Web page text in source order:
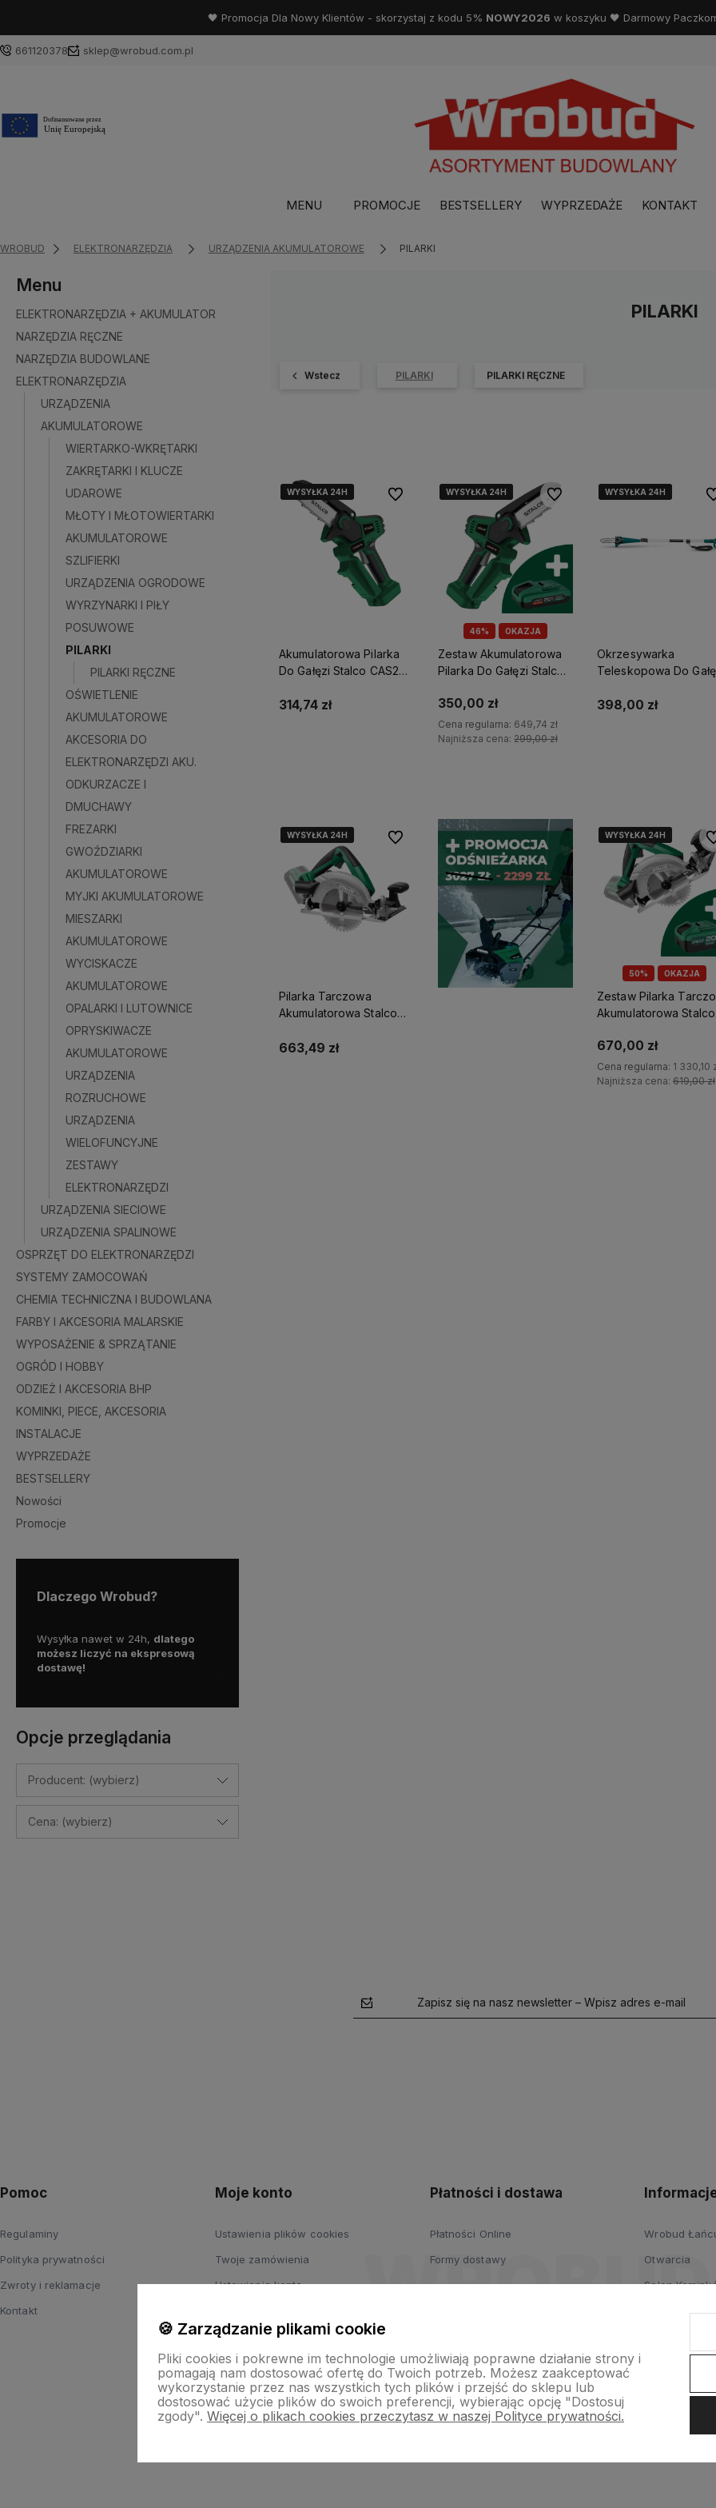
🖤 Promocja Dla Nowy Klientów - skorzystaj z kodu 5% NOWY2026 w koszyku 🖤 Darmowy
661120378 sklep@wrobud.com.pl
MENU PROMOCJE BESTSELLERY WYPRZEDAŻE KONTAKT
WROBUD ELEKTRONARZĘDZIA URZĄDZENIA AKUMULATOROWE PILARKI
Menu
ELEKTRONARZĘDZIA + AKUMULATOR
NARZĘDZIA RĘCZNE
NARZĘDZIA BUDOWLANE
ELEKTRONARZĘDZIA
URZĄDZENIA
AKUMULATOROWE
WIERTARKO-WKRĘTARKI
ZAKRĘTARKI I KLUCZE
UDAROWE
MŁOTY I MŁOTOWIERTARKI
AKUMULATOROWE
SZLIFIERKI
URZĄDZENIA OGRODOWE
WYRZYNARKI I PIŁY
POSUWOWE
PILARKI
PILARKI RĘCZNE
OŚWIETLENIE
AKUMULATOROWE
AKCESORIA DO
ELEKTRONARZĘDZI AKU.
ODKURZACZE I
DMUCHAWY
FREZARKI
GWOŹDZIARKI
AKUMULATOROWE
MYJKI AKUMULATOROWE
MIESZARKI
AKUMULATOROWE
WYCISKACZE
AKUMULATOROWE
OPALARKI I LUTOWNICE
OPRYSKIWACZE
AKUMULATOROWE
URZĄDZENIA
ROZRUCHOWE
URZĄDZENIA
WIELOFUNCYJNE
ZESTAWY
ELEKTRONARZĘDZI
URZĄDZENIA SIECIOWE
URZĄDZENIA SPALINOWE
OSPRZĘT DO ELEKTRONARZĘDZI
SYSTEMY ZAMOCOWAŃ
CHEMIA TECHNICZNA I BUDOWLANA
FARBY I AKCESORIA MALARSKIE
WYPOSAŻENIE & SPRZĄTANIE
OGRÓD I HOBBY
ODZIEŻ I AKCESORIA BHP
KOMINKI, PIECE, AKCESORIA
INSTALACJE
WYPRZEDAŻE
BESTSELLERY
Nowości
Promocje
Dlaczego Wrobud?
Wysyłka nawet w 24h, dlatego
możesz liczyć na ekspresową
dostawę!
Opcje przeglądania
Producent: (wybierz)
Cena: (wybierz)
PILARKI
Wstecz PILARKI PILARKI RĘCZNE
WYSYŁKA 24H
WYSYŁKA 24H
WYSYŁKA 24H
Akumulatorowa Pilarka
Do Gałęzi Stalco CAS20-
314,74 zł
Do ulubionych
46% OKAZJA
WYSYŁKA 24H
WYSYŁKA 24H
WYSYŁKA 24H
Zestaw Akumulatorowa
Pilarka Do Gałęzi Stalco
S052397725 +
Akumulator 2Ah
350,00 zł
Cena regularna: 649,74 zł
Najniższa cena: 299,00 zł
Do ulubionychWYSYŁKA 24H
WYSYŁKA 24H
WYSYŁKA 24H
Okrzesywarka
Teleskopowa Do
398,00 zł
WYSYŁKA 24H
WYSYŁKA 24H
WYSYŁKA 24H
Pilarka Tarczowa
Akumulatorowa Stalco
97337
663,49 zł
Do ulubionych
50% OKAZJA
WYSYŁKA 24H
WYSYŁKA 24H
WYSYŁKA 24H
Zestaw Pilarka
Akumulatorowa Stalco
Akumulator 4Ah
670,00 zł
Cena regularna: 1 330,10
Najniższa cena: 619,00 zł
Zapisz się na nasz newsletter – Wpisz adres e-mail
Pomoc
Regulaminy
Polityka prywatności
Zwroty i reklamacje
Kontakt
Moje konto
Ustawienia plików cookies
Twoje zamówienia
Ustawienia konta
Płatności i dostawa
Płatności Online
Formy dostawy
Wrobud
Otwarcia
Salon
Salon Drzwi
🍪 Zarządzanie plikami cookie
Pliki cookies i pokrewne im technologie umożliwiają poprawne działanie strony i
pomagają nam dostosować ofertę do Twoich potrzeb. Możesz zaakceptować
wykorzystanie przez nas wszystkich tych plików i przejść do sklepu lub
dostosować użycie plików do swoich preferencji, wybierając opcję "Dostosuj
zgody". Więcej o plikach cookies przeczytasz w naszej Polityce prywatności.